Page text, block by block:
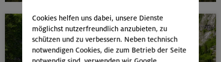
Cookies helfen uns dabei, unsere Dienste
möglichst nutzerfreundlich anzubieten, zu
schützen und zu verbessern. Neben technisch
notwendigen Cookies, die zum Betrieb der Seite